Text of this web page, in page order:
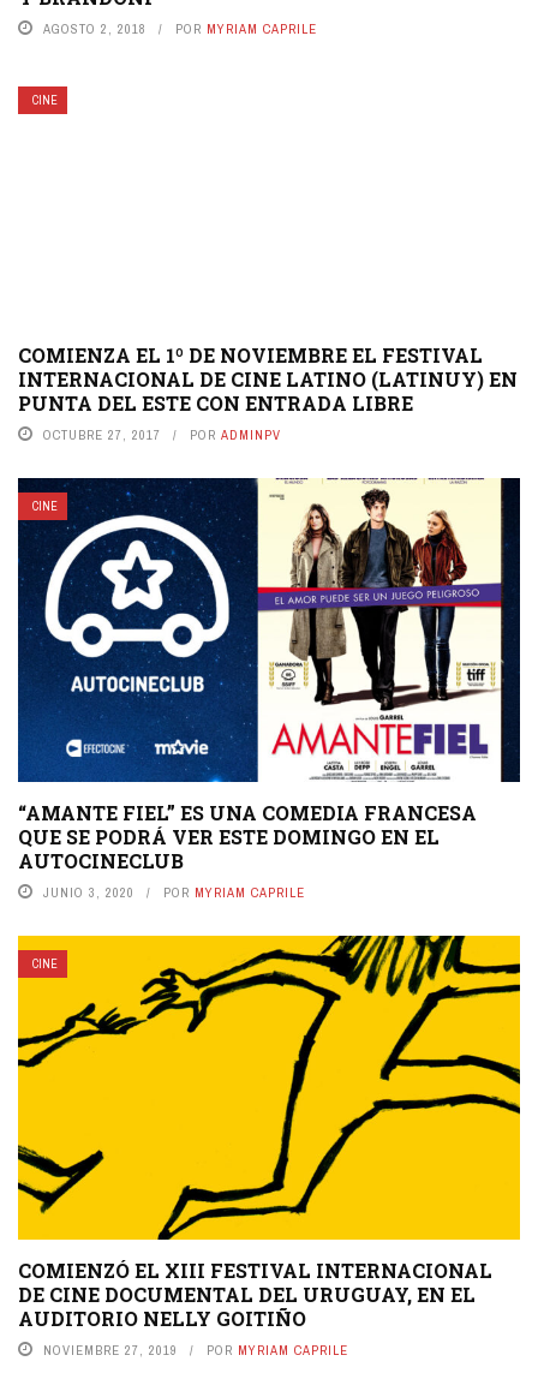
AGOSTO 2, 2018 POR MYRIAM CAPRILE
CINE
COMIENZA EL 1º DE NOVIEMBRE EL FESTIVAL
INTERNACIONAL DE CINE LATINO (LATINUY) EN
PUNTA DEL ESTE CON ENTRADA LIBRE
OCTUBRE 27, 2017 POR ADMINPV
CINE
“AMANTE FIEL” ES UNA COMEDIA FRANCESA
QUE SE PODRÁ VER ESTE DOMINGO EN EL
AUTOCINECLUB
JUNIO 3, 2020 POR MYRIAM CAPRILE
CINE
COMIENZÓ EL XIII FESTIVAL INTERNACIONAL
DE CINE DOCUMENTAL DEL URUGUAY, EN EL
AUDITORIO NELLY GOITIÑO
NOVIEMBRE 27, 2019 POR MYRIAM CAPRILE